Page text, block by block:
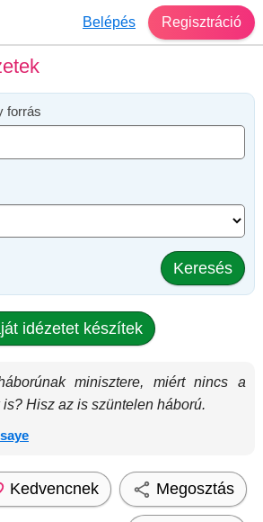
Belépés Regisztráció
forrás
Keresés
idézetet készítek
minisztere, miért nincs a
Hisz az is szüntelen háború.
Kedvencnek Megosztás